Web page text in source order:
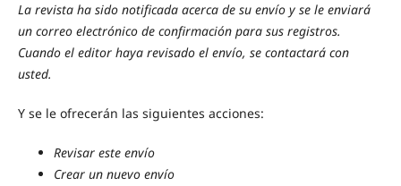
La revista ha sido notificada acerca de su envío y se le enviará
un correo electrónico de confirmación para sus registros.
Cuando el editor haya revisado el envío, se contactará con
usted.
Y se le ofrecerán las siguientes acciones:
Revisar este envío
Crear un nuevo envío